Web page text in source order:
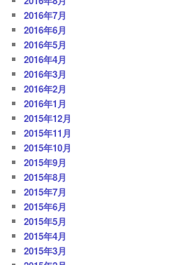
2016年7月
2016年6月
2016年5月
2016年4月
2016年3月
2016年2月
2016年1月
2015年12月
2015年11月
2015年10月
2015年9月
2015年8月
2015年7月
2015年6月
2015年5月
2015年4月
2015年3月